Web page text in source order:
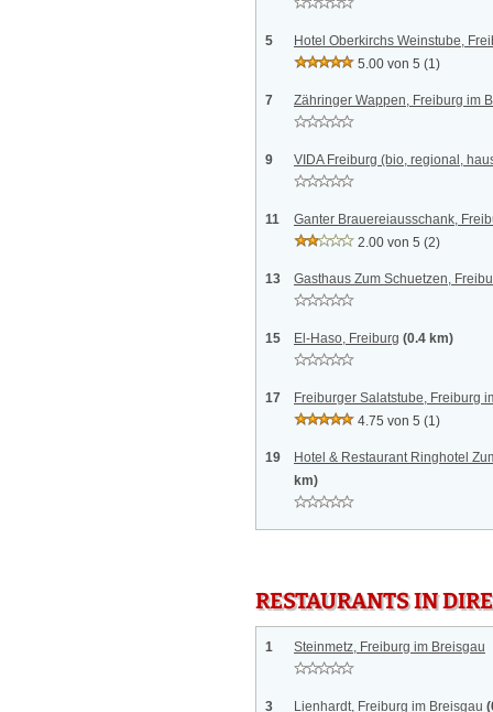
5
Hotel Oberkirchs Weinstube,
5.00 von 5 (1)
7 Zähringer Wappen, Freiburg im
9 VIDA Freiburg (bio, regional,
11
Ganter Brauereiausschank,
2.00 von 5 (2)
13 Gasthaus Zum Schuetzen,
15 El-Haso, Freiburg (0.4 km)
17
Freiburger Salatstube, Freiburg
4.75 von 5 (1)
19
Hotel & Restaurant Ringhotel
km)
RESTAURANTS IN
1 Steinmetz, Freiburg im Breisgau
3 Lienhardt, Freiburg im Breisgau